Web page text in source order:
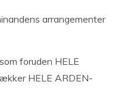
arrangementer
foruden HELE
HELE ARDEN-